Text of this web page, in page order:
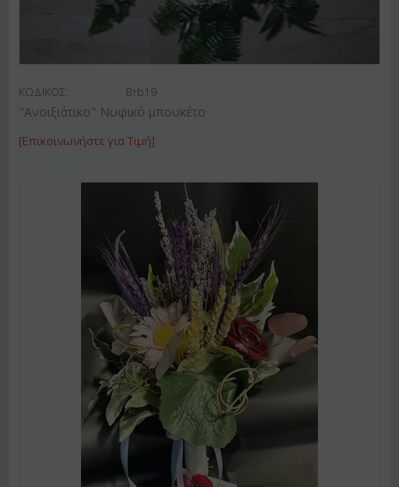
ΚΩΔΙΚΟΣ: Brb19
"Ανοιξιάτικο" Νυφικό μπουκέτο
[Επικοινωνήστε για Τιμή]